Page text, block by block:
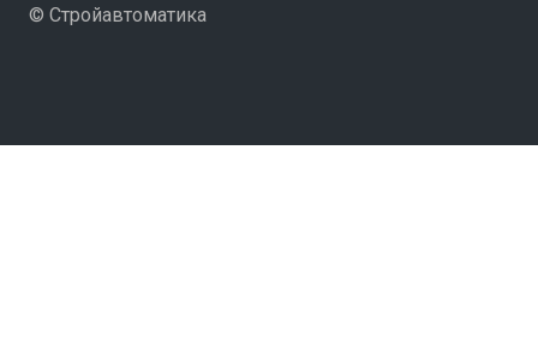
© Стройавтоматика